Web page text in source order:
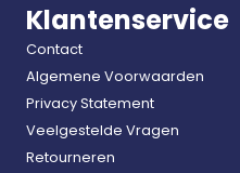
Klantenservice
Contact
Algemene Voorwaarden
Privacy Statement
Veelgestelde Vragen
Retourneren